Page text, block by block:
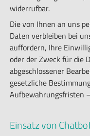
widerrufbar.
Die von Ihnen an uns
Daten verbleiben bei
auffordern, Ihre
oder der Zweck für die
abgeschlossener
gesetzliche
Aufbewahrungsfristen
Einsatz von